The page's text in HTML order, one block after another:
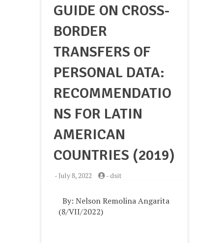
GUIDE ON CROSS-
BORDER
TRANSFERS OF
PERSONAL DATA:
RECOMMENDATIO
NS FOR LATIN
AMERICAN
COUNTRIES (2019)
- July 8, 2022 -dsit
By: Nelson Remolina Angarita
(8/VII/2022)